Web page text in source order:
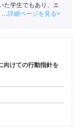
た学生でもあり、エ
の学生への支援を中
詳細ページを見る
向けての行動指針を